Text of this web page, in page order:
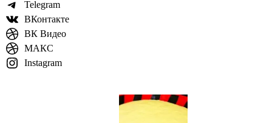
Telegram
ВКонтакте
ВК Видео
МАКС
Instagram